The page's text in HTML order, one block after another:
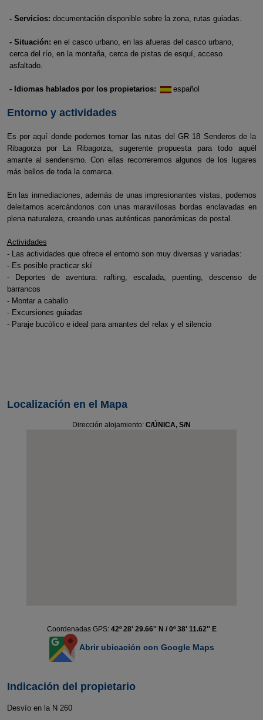
- Servicios: documentación disponible sobre la zona, rutas guiadas.
- Situación: en el casco urbano, en las afueras del casco urbano,
cerca del río, en la montaña, cerca de pistas de esquí, acceso
asfaltado.
- Idiomas hablados por los propietarios: español
Entorno y actividades
Es por aquí donde podemos tomar las rutas del GR 18 Senderos de la
Ribagorza por La Ribagorza, sugerente propuesta para todo aquél
amante al senderismo. Con ellas recorreremos algunos de los lugares
más bellos de toda la comarca.
En las inmediaciones, además de unas impresionantes vistas, podemos
deleitarnos acercándonos con unas maravillosas bordas enclavadas en
plena naturaleza, creando unas auténticas panorámicas de postal.
Actividades
- Las actividades que ofrece el entorno son muy diversas y variadas:
- Es posible practicar skí
- Deportes de aventura: rafting, escalada, puenting, descenso de
barrancos
- Montar a caballo
- Excursiones guiadas
- Paraje bucólico e ideal para amantes del relax y el silencio
Localización en el Mapa
Dirección alojamiento: C/ÚNICA, S/N
Coordenadas GPS: 42º 28' 29.66'' N / 0º 38' 11.62'' E
Abrir ubicación con Google Maps
Indicación del propietario
Desvío en la N 260